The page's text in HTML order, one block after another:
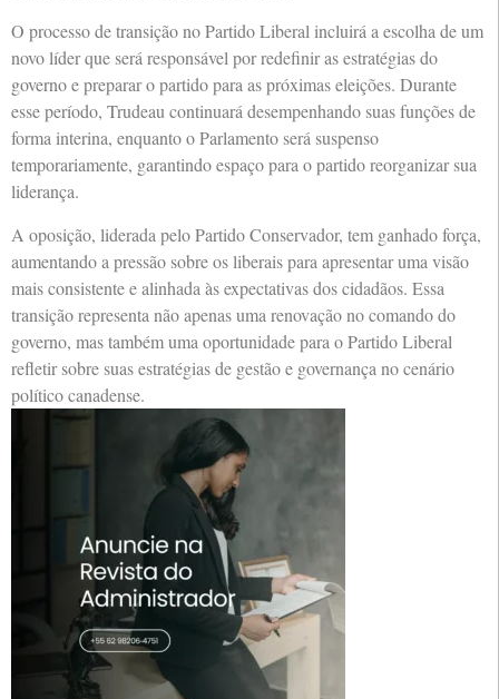
O processo de transição no Partido Liberal incluirá a escolha de um
novo líder que será responsável por redefinir as estratégias do
governo e preparar o partido para as próximas eleições. Durante
esse período, Trudeau continuará desempenhando suas funções de
forma interina, enquanto o Parlamento será suspenso
temporariamente, garantindo espaço para o partido reorganizar sua
liderança.
A oposição, liderada pelo Partido Conservador, tem ganhado força,
aumentando a pressão sobre os liberais para apresentar uma visão
mais consistente e alinhada às expectativas dos cidadãos. Essa
transição representa não apenas uma renovação no comando do
governo, mas também uma oportunidade para o Partido Liberal
refletir sobre suas estratégias de gestão e governança no cenário
político canadense.